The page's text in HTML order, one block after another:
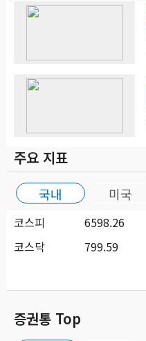
주요 지표
국내 미국
코스피 6598.26
코스닥
799.59
증권통 Top